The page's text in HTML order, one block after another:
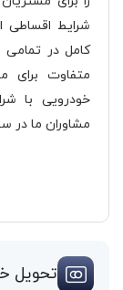
شرایط اقساطی
کامل در
متفاوت برای
خودرویی با
مشاوران ما در
تحویل